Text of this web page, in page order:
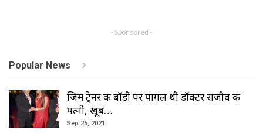
- Sponsored -
Popular News
जिम ट्रेनर की बॉडी पर पागल थी डॉक्टर राजीव की
पत्नी, खूब…
Sep 25, 2021